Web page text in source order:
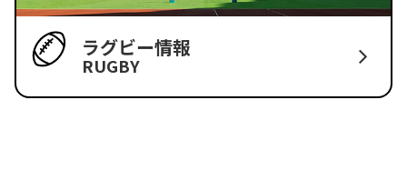
ラグビー情報
RUGBY